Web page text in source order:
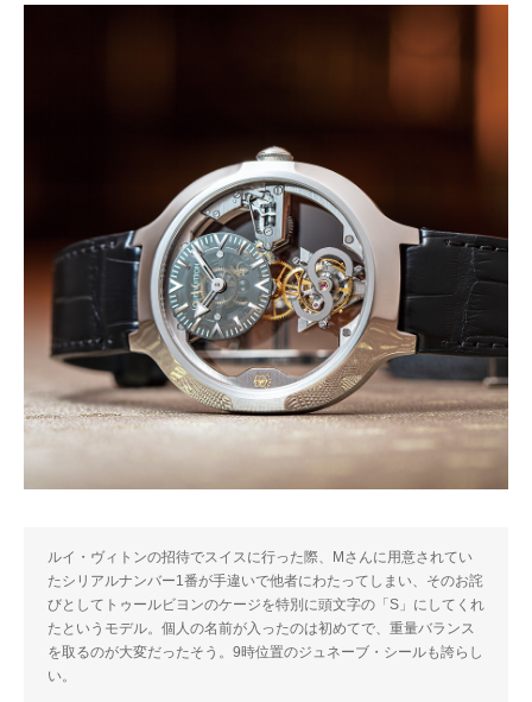
ルイ・ヴィトンの招待でスイスに行った際、Mさんに用意されてい
たシリアルナンバー1番が手違いで他者にわたってしまい、そのお詫
びとしてトゥールビヨンのケージを特別に頭文字の「S」にしてくれ
たというモデル。個人の名前が入ったのは初めてで、重量バランス
を取るのが大変だったそう。9時位置のジュネーブ・シールも誇らし
い。